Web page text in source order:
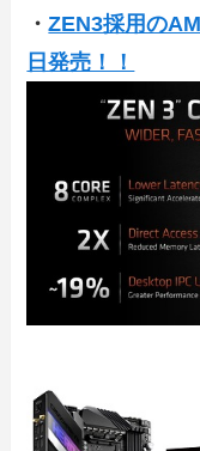
・ZEN3採用の
日発売！！